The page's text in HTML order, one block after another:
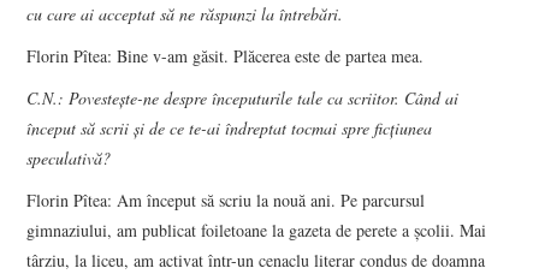
INTERVIU
DOSAR DE IDEI
PROFIL
ESEU
cu care ai acceptat să ne răspunzi la întrebări.
Florin Pîtea: Bine v-am găsit. Plăcerea este de partea mea.
C.N.: Povestește-ne despre începuturile tale ca scriitor. Când ai
început să scrii și de ce te-ai îndreptat tocmai spre ficțiunea
speculativă?
Florin Pîtea: Am început să scriu la nouă ani. Pe parcursul
gimnaziului, am publicat foiletoane la gazeta de perete a școlii. Mai
târziu, la liceu, am activat într-un cenaclu literar condus de doamna